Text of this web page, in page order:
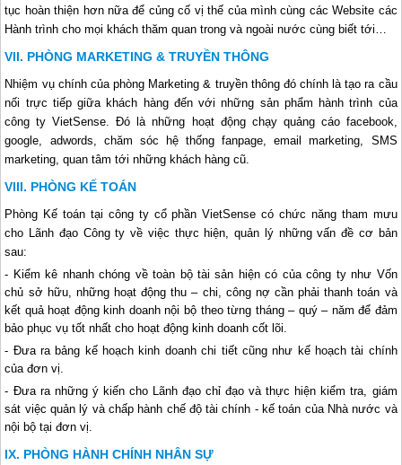
tục hoàn thiện hơn nữa để củng cố vị thế của mình cùng các Website các
Hành trình cho mọi khách thăm quan trong và ngoài nước cùng biết tới…
PHÒNG MARKETING & TRUYỀN THÔNG
Nhiệm vụ chính của phòng Marketing & truyền thông đó chính là tạo ra cầu
nối trực tiếp giữa khách hàng đến với những sản phẩm hành trình của
công ty VietSense. Đó là những hoạt động chạy quảng cáo facebook,
google, adwords, chăm sóc hệ thống fanpage, email marketing, SMS
marketing, quan tâm tới những khách hàng cũ.
PHÒNG KẾ TOÁN
Phòng Kế toán tại công ty cổ phần VietSense có chức năng tham mưu
cho Lãnh đạo Công ty về việc thực hiện, quản lý những vấn đề cơ bản
sau:
- Kiểm kê nhanh chóng về toàn bộ tài sản hiện có của công ty như Vốn
chủ sở hữu, những hoạt động thu – chi, công nợ cần phải thanh toán và
kết quả hoạt động kinh doanh nội bộ theo từng tháng – quý – năm để đảm
bảo phục vụ tốt nhất cho hoạt động kinh doanh cốt lõi.
- Đưa ra bảng kế hoạch kinh doanh chi tiết cũng như kế hoạch tài chính
của đơn vị.
- Đưa ra những ý kiến cho Lãnh đạo chỉ đạo và thực hiện kiểm tra, giám
sát việc quản lý và chấp hành chế độ tài chính - kế toán của Nhà nước và
nội bộ tại đơn vị.
PHÒNG HÀNH CHÍNH NHÂN SỰ